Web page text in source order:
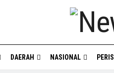
DAERAH NASIONAL